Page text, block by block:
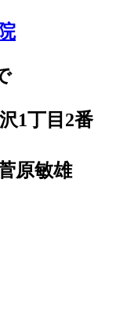
1丁目2番
原敏雄